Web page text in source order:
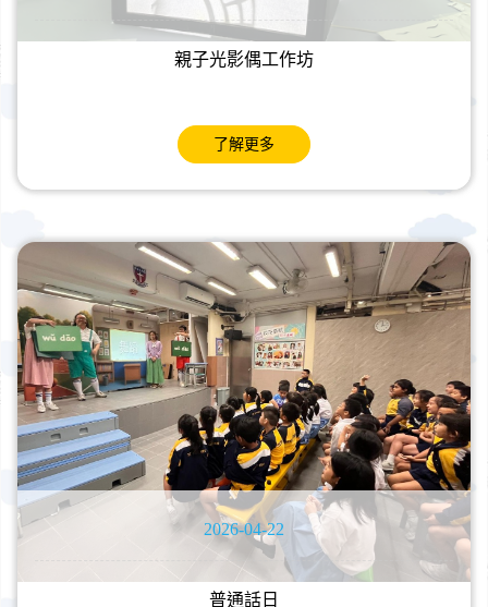
親子光影偶工作坊
了解更多
2026-04-22
普通話日